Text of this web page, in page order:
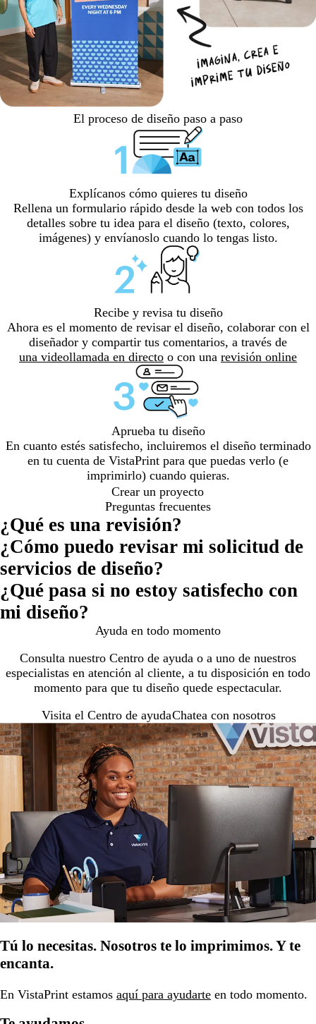
El proceso de diseño paso a paso
Explícanos cómo quieres tu diseño
Rellena un formulario rápido desde la web con todos los
detalles sobre tu idea para el diseño (texto, colores,
imágenes) y envíanoslo cuando lo tengas listo.
Recibe y revisa tu diseño
Ahora es el momento de revisar el diseño, colaborar con el
diseñador y compartir tus comentarios, a través de
una videollamada en directo o con una revisión online
Aprueba tu diseño
En cuanto estés satisfecho, incluiremos el diseño terminado
en tu cuenta de VistaPrint para que puedas verlo (e
imprimirlo) cuando quieras.
Crear un proyecto
Preguntas frecuentes
¿Qué es una revisión?
¿Cómo puedo revisar mi solicitud de
servicios de diseño?
¿Qué pasa si no estoy satisfecho con
mi diseño?
Ayuda en todo momento
Consulta nuestro Centro de ayuda o a uno de nuestros
especialistas en atención al cliente, a tu disposición en todo
momento para que tu diseño quede espectacular.
Visita el Centro de ayudaChatea con nosotros
Tú lo necesitas. Nosotros te lo imprimimos. Y te
encanta.
En VistaPrint estamos aquí para ayudarte en todo momento.